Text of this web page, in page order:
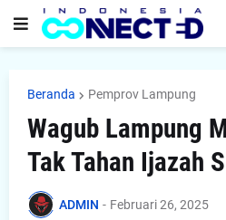
Beranda Pemprov Lampung
Wagub Lampung
Tak Tahan Ijazah
ADMIN - Februari 26, 2025